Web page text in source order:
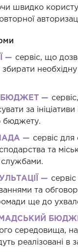
швидко
— сервіс, що
БЮДЖЕТ —
за
бюджету.
— сервіс
та
службами.
—
та
ще до
середовища,
реалізовані в